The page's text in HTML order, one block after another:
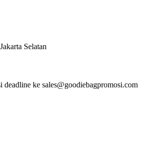
Selatan
ke sales@goodiebagpromosi.com